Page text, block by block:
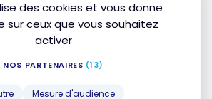
des cookies et vous donne
sur ceux que vous souhaitez
activer
NOS PARTENAIRES (13)
Mesure d'audience
: gagnez jusqu’à 7 000 points